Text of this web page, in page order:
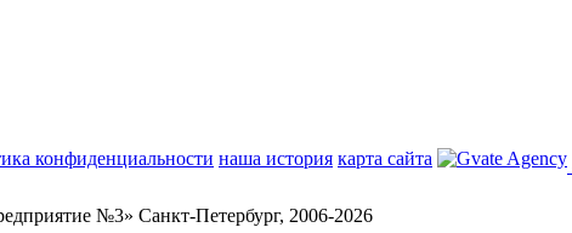
конфиденциальности наша история карта сайта
№3» Санкт-Петербург, 2006-2026